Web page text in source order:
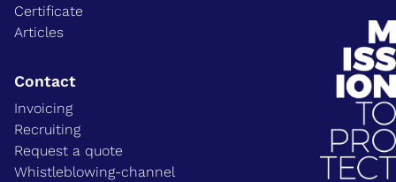
Certificate
Articles
Contact
Invoicing
Recruiting
Request a quote
Whistleblowing-channel